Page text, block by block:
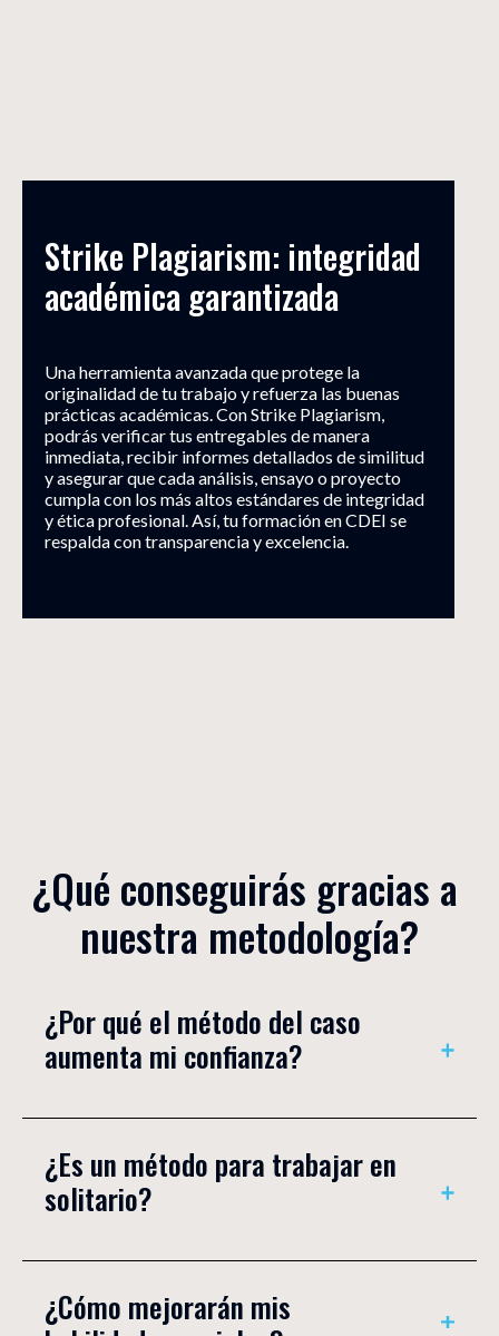
Strike Plagiarism: integridad
académica garantizada
Una herramienta avanzada que protege la
originalidad de tu trabajo y refuerza las buenas
prácticas académicas. Con Strike Plagiarism,
podrás verificar tus entregables de manera
inmediata, recibir informes detallados de similitud
y asegurar que cada análisis, ensayo o proyecto
cumpla con los más altos estándares de integridad
y ética profesional. Así, tu formación en CDEI se
respalda con transparencia y excelencia.
¿Qué conseguirás gracias a
nuestra metodología?
¿Por qué el método del caso
aumenta mi confianza?
Podrás mejorar tus capacidades de negociación y tu
autoestima. También desarrollarás más seguridad,
basado en la experiencia. Perderás el miedo al
fracaso y decidirás con criterio.
¿Es un método para trabajar en
solitario?
No, podrás desarrollar capacidades como el trabajo
en equipo, el manejo del estrés y la gestión del
¿Cómo mejorarán mis